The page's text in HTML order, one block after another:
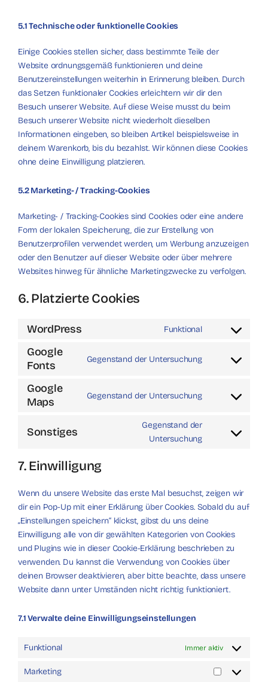
5.1 Technische oder funktionelle Cookies
Einige Cookies stellen sicher, dass bestimmte Teile der
Website ordnungsgemäß funktionieren und deine
Benutzereinstellungen weiterhin in Erinnerung bleiben. Durch
das Setzen funktionaler Cookies erleichtern wir dir den
Besuch unserer Website. Auf diese Weise musst du beim
Besuch unserer Website nicht wiederholt dieselben
Informationen eingeben, so bleiben Artikel beispielsweise in
deinem Warenkorb, bis du bezahlst. Wir können diese Cookies
ohne deine Einwilligung platzieren.
5.2 Marketing- / Tracking-Cookies
Marketing- / Tracking-Cookies sind Cookies oder eine andere
Form der lokalen Speicherung, die zur Erstellung von
Benutzerprofilen verwendet werden, um Werbung anzuzeigen
oder den Benutzer auf dieser Website oder über mehrere
Websites hinweg für ähnliche Marketingzwecke zu verfolgen.
6. Platzierte Cookies
WordPress Funktional
Consent
service
Google
Fonts
Gegenstand der Untersuchung
Consent
service
Google
Maps
Gegenstand der Untersuchung
Consent
service
Sonstiges
Gegenstand der
Untersuchung
Consent
7. Einwilligung
Wenn du unsere Website das erste Mal besuchst, zeigen wir
dir ein Pop-Up mit einer Erklärung über Cookies. Sobald du auf
„Einstellungen speichern“ klickst, gibst du uns deine
Einwilligung alle von dir gewählten Kategorien von Cookies
und Plugins wie in dieser Cookie-Erklärung beschrieben zu
verwenden. Du kannst die Verwendung von Cookies über
deinen Browser deaktivieren, aber bitte beachte, dass unsere
Website dann unter Umständen nicht richtig funktioniert.
7.1 Verwalte deine Einwilligungseinstellungen
Funktional Immer aktiv
Marketing
Marketing